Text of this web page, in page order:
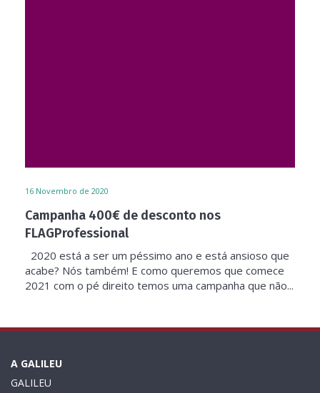
16 Novembro de 2020
Campanha 400€ de desconto nos
FLAGProfessional
2020 está a ser um péssimo ano e está ansioso que
acabe? Nós também! E como queremos que comece
2021 com o pé direito temos uma campanha que não...
A GALILEU
GALILEU